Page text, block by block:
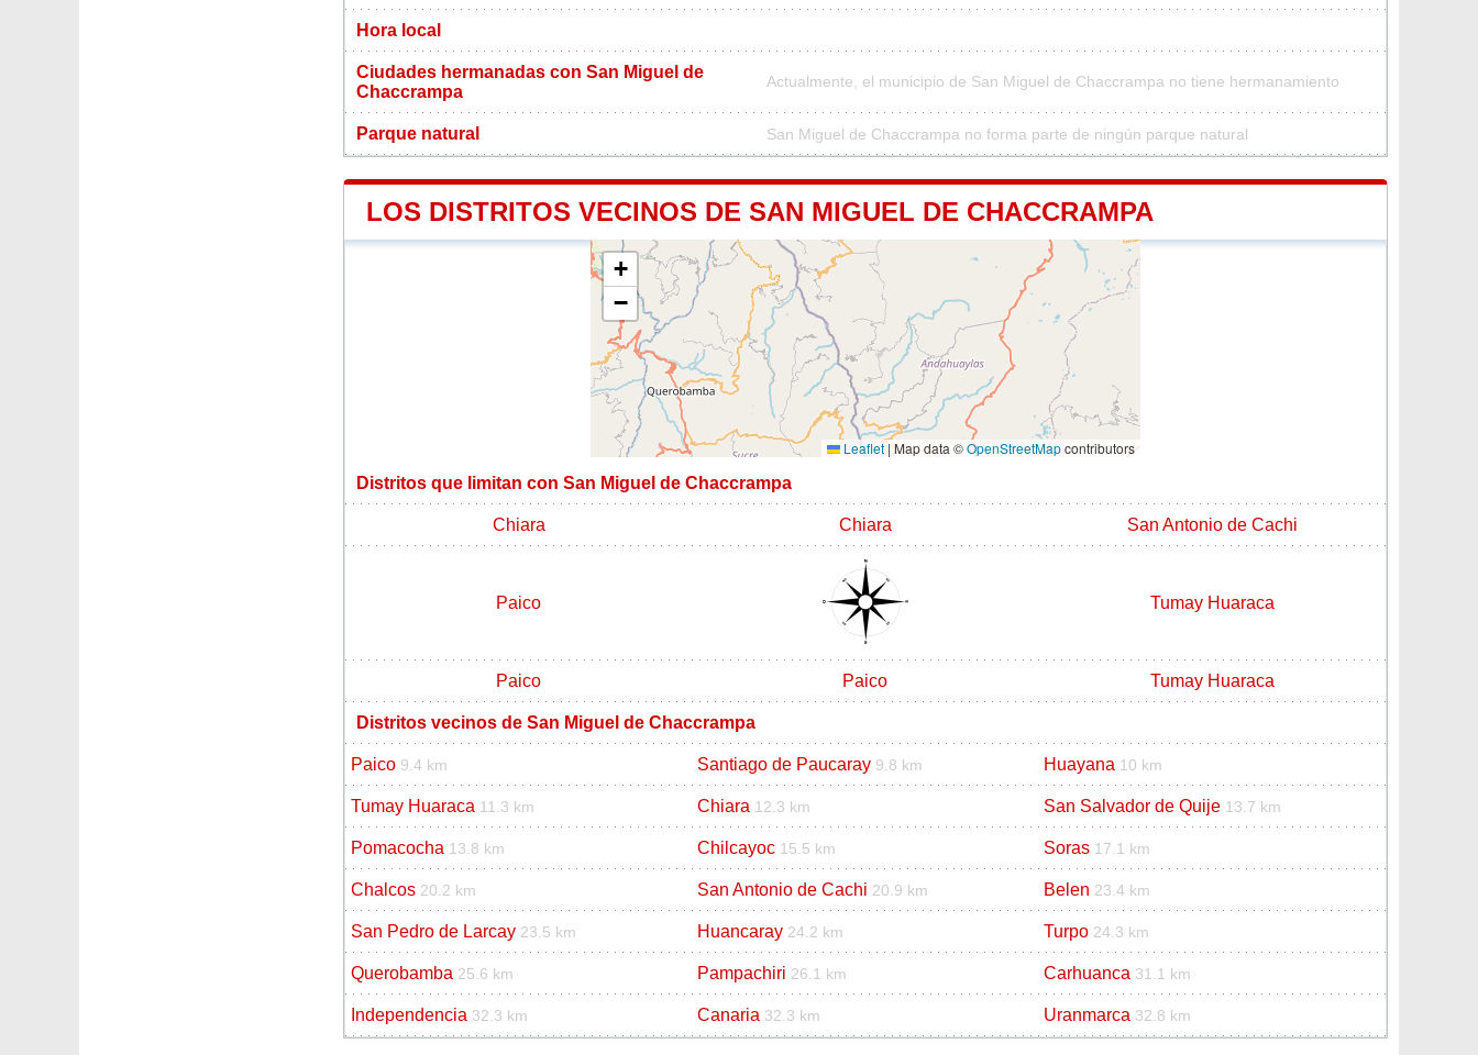
Hora local
Ciudades hermanadas con San Miguel de
Chaccrampa
Actualmente, el municipio de San Miguel de Chaccrampa no tiene hermanamiento
Parque natural San Miguel de Chaccrampa no forma parte de ningún parque natural
LOS DISTRITOS VECINOS DE SAN MIGUEL DE CHACCRAMPA
+
−
Leaflet | Map data ©OpenStreetMapcontributors
Distritos que limitan con San Miguel de Chaccrampa
Chiara Chiara San Antonio de Cachi
Paico Tumay Huaraca
Paico Paico Tumay Huaraca
Distritos vecinos de San Miguel de Chaccrampa
Paico 9.4 km Santiago de Paucaray 9.8 km Huayana 10 km
Tumay Huaraca 11.3 km Chiara 12.3 km San Salvador de Quije 13.7 km
Pomacocha 13.8 km Chilcayoc 15.5 km Soras 17.1 km
Chalcos 20.2 km San Antonio de Cachi 20.9 km Belen 23.4 km
San Pedro de Larcay 23.5 km Huancaray 24.2 km Turpo 24.3 km
Querobamba 25.6 km Pampachiri 26.1 km Carhuanca 31.1 km
Independencia 32.3 km Canaria 32.3 km Uranmarca 32.8 km